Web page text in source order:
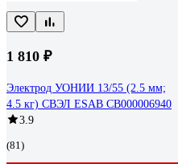
1 810 ₽
Электрод УОНИИ 13/55 (2.5 мм;
4.5 кг) СВЭЛ ESAB СВ000006940
3.9
(81)